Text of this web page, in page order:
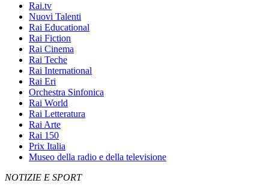
Rai.tv
Nuovi Talenti
Rai Educational
Rai Fiction
Rai Cinema
Rai Teche
Rai International
Rai Eri
Orchestra Sinfonica
Rai World
Rai Letteratura
Rai Arte
Rai 150
Prix Italia
Museo della radio e della televisione
NOTIZIE E SPORT